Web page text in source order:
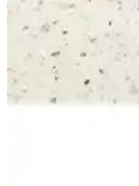
Blender
Bosch Vitapower
tasarım ve kullanım
model günlük mutfak
burada.